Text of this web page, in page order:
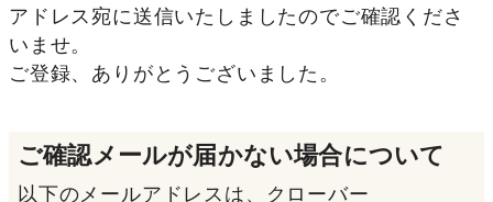
アドレス宛に送信いたしましたのでご確認くださ
いませ。
ご登録、ありがとうございました。
ご確認メールが届かない場合について
以下のメールアドレスは、クローバー